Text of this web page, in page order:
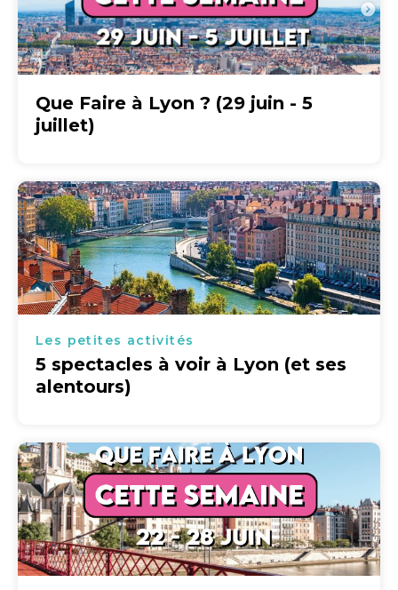
Que Faire à Lyon ? (29 juin - 5
juillet)
Les petites activités
5 spectacles à voir à Lyon (et ses
alentours)